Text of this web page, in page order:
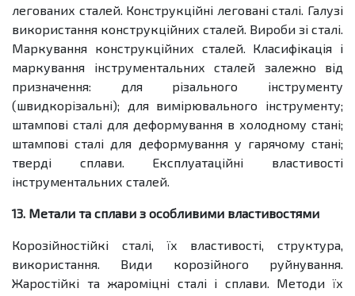
легованих сталей. Конструкційні леговані сталі. Галузі
використання конструкційних сталей. Вироби зі сталі.
Маркування конструкційних сталей. Класифікація і
маркування інструментальних сталей залежно від
призначення: для різального інструменту
(швидкорізальні); для вимірювального інструменту;
штампові сталі для деформування в холодному стані;
штампові сталі для деформування у гарячому стані;
тверді сплави. Експлуатаційні властивості
інструментальних сталей.
13. Метали та сплави з особливими властивостями
Корозійностійкі сталі, їх властивості, структура,
використання. Види корозійного руйнування.
Жаростійкі та жароміцні сталі і сплави. Методи їх